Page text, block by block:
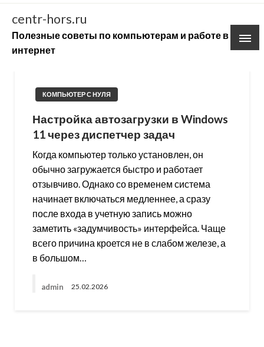
Skip
content
centr-hors.ru
Полезные советы по компьютерам и работе в
интернет
КОМПЬЮТЕР С НУЛЯ
Настройка автозагрузки в Windows
11 через диспетчер задач
Когда компьютер только установлен, он
обычно загружается быстро и работает
отзывчиво. Однако со временем система
начинает включаться медленнее, а сразу
после входа в учетную запись можно
заметить «задумчивость» интерфейса. Чаще
всего причина кроется не в слабом железе, а
в большом…
admin 25.02.2026